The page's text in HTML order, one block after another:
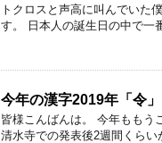
トクロスと声高に叫んでいた
す。 日本人の誕生日の中で一
今年の漢字2019年「令」
皆様こんばんは。 今年ももう
清水寺での発表後2週間くら